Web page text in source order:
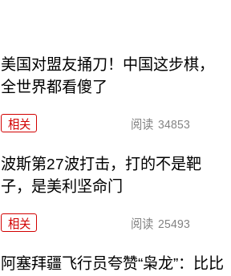
美国对盟友捅刀！中国这步棋，
全世界都看傻了
相关 阅读 34853
波斯第27波打击，打的不是靶
子，是美利坚命门
相关 阅读 25493
阿塞拜疆飞行员夸赞“枭龙”：比比